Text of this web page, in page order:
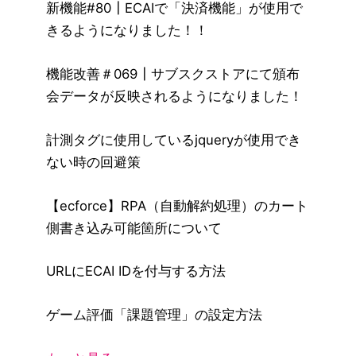
新機能#80┃ECAIで「決済機能」が使用で
きるようになりました！！
機能改善＃069┃サブスクストアにて頒布
会データが反映されるようになりました！
計測タグに使用しているjqueryが使用でき
ない時の回避策
【ecforce】RPA（自動解約処理）のカート
側書き込み可能箇所について
URLにECAI IDを付与する方法
ゲーム評価「課題管理」の設定方法